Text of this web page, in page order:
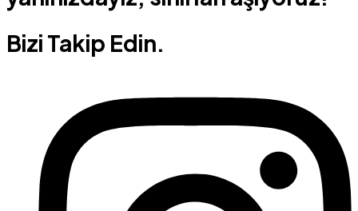
Bizi Takip Edin.